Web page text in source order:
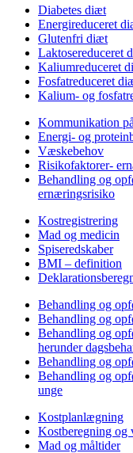
Diabetes diæt
Energireduceret
Glutenfri diæt
Laktosereduceret
Kaliumreduceret
Fosfatreduceret
Kalium- og
Kommunikation
Energi- og
Væskebehov
Risikofaktorer-
Behandling og
ernæringsrisiko
Kostregistrering
Mad og medicin
Spiseredskaber
BMI – definition
Behandling og
Behandling og
Behandling og
herunder
Behandling og
Behandling og
unge
Kostplanlægning
Kostberegning og
Mad og måltider